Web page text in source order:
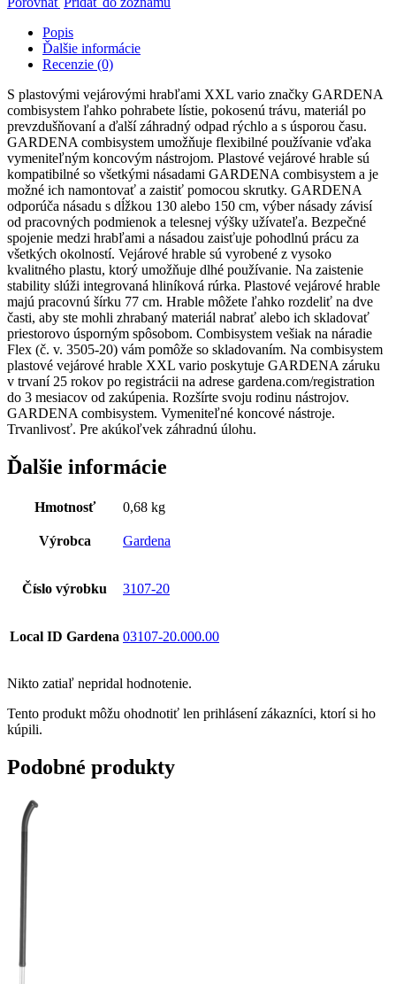
hrable
XXL
vario
Popis
Ďalšie informácie
Recenzie (0)
S plastovými vejárovými hrabľami XXL vario značky GARDENA
combisystem ľahko pohrabete lístie, pokosenú trávu, materiál po
prevzdušňovaní a ďalší záhradný odpad rýchlo a s úsporou času.
GARDENA combisystem umožňuje flexibilné používanie vďaka
vymeniteľným koncovým nástrojom. Plastové vejárové hrable sú
kompatibilné so všetkými násadami GARDENA combisystem a je
možné ich namontovať a zaistiť pomocou skrutky. GARDENA
odporúča násadu s dĺžkou 130 alebo 150 cm, výber násady závisí
od pracovných podmienok a telesnej výšky užívateľa. Bezpečné
spojenie medzi hrabľami a násadou zaisťuje pohodlnú prácu za
všetkých okolností. Vejárové hrable sú vyrobené z vysoko
kvalitného plastu, ktorý umožňuje dlhé používanie. Na zaistenie
stability slúži integrovaná hliníková rúrka. Plastové vejárové hrable
majú pracovnú šírku 77 cm. Hrable môžete ľahko rozdeliť na dve
časti, aby ste mohli zhrabaný materiál nabrať alebo ich skladovať
priestorovo úsporným spôsobom. Combisystem vešiak na náradie
Flex (č. v. 3505-20) vám pomôže so skladovaním. Na combisystem
plastové vejárové hrable XXL vario poskytuje GARDENA záruku
v trvaní 25 rokov po registrácii na adrese gardena.com/registration
do 3 mesiacov od zakúpenia. Rozšírte svoju rodinu nástrojov.
GARDENA combisystem. Vymeniteľné koncové nástroje.
Trvanlivosť. Pre akúkoľvek záhradnú úlohu.
Ďalšie informácie
Hmotnosť 0,68 kg
Výrobca Gardena
Číslo výrobku 3107-20
Local ID Gardena 03107-20.000.00
Nikto zatiaľ nepridal hodnotenie.
Tento produkt môžu ohodnotiť len prihlásení zákazníci, ktorí si ho
kúpili.
Podobné produkty